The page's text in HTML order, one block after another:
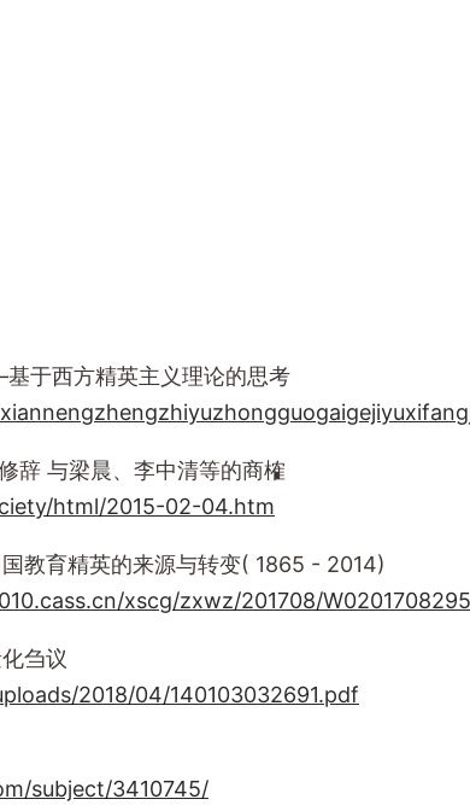
于西方精英主义理论的思考
辞 与梁晨、李中清等的商榷
html/2015-02-04.htm
育精英的来源与转变( 1865 - 2014)
xscg/zxwz/201708/
刍议
2018/04/140103032691.pdf
subject/3410745/